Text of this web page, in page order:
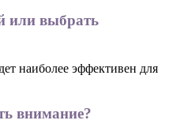
или выбрать
наиболее эффективен для
внимание?